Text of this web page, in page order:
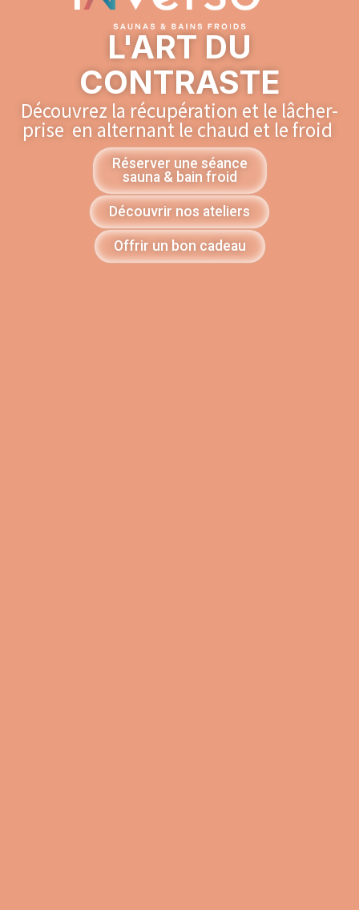
L'ART DU
CONTRASTE
Découvrez la récupération et le lâcher-
prise en alternant le chaud et le froid
Réserver une séance
sauna & bain froid
Découvrir nos ateliers
Offrir un bon cadeau